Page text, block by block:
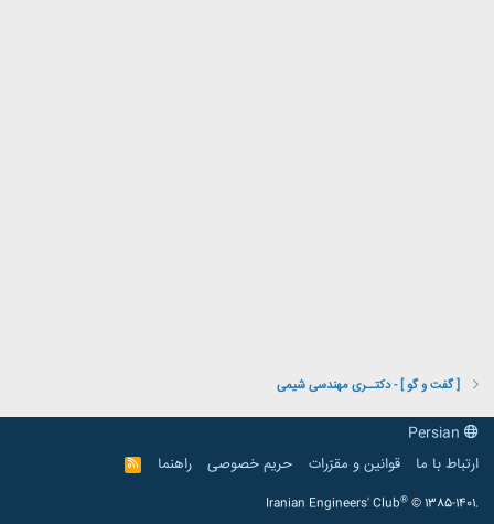
[ گفت و گو ] - دکتــری مهندسی شیمی
ارتباط با ما
قوانین و مقرّرات حریم خصوصی راهنما
R
S
Iranian Engineers' Club® © 1385-1401.